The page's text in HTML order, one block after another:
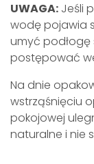
UWAGA: Jeśli
wodę pojawia
umyć
postępować
Na dnie
wstrząśnięciu
pokojowej
naturalne i nie